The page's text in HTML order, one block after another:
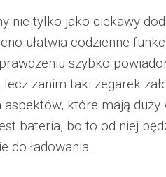
nie tylko jako ciekawy
ułatwia codzienne
szybko
zanim taki zegarek
które mają duży
bateria, bo to od niej
do ładowania.